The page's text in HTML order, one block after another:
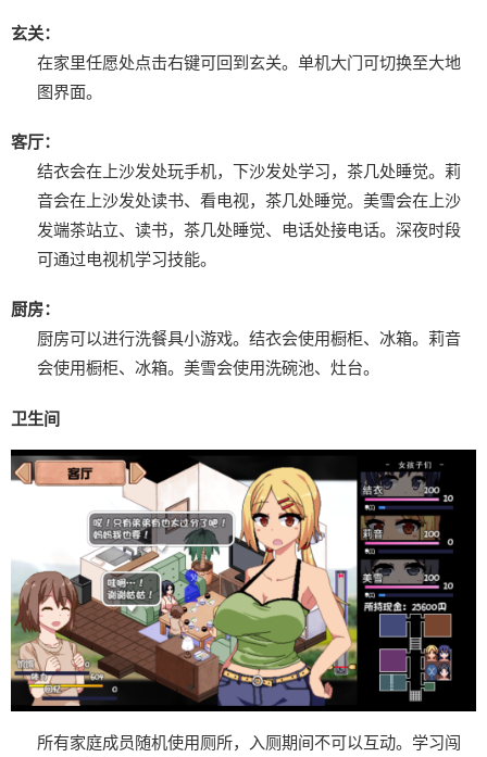
玄关：
在家里任愿处点击右键可回到玄关。 单机大门可切换至大地
图界面。
客厅：
结衣会在上沙发处玩手机，下沙发处学习，茶几处睡觉。 莉
音会在上沙发处读书、看电视，茶几处睡觉。 美雪会在上沙
发端茶站立、读书，茶几处睡觉、电话处接电话。 深夜时段
可通过电视机学习技能。
厨房：
厨房可以进行洗餐具小游戏。 结衣会使用橱柜、冰箱。 莉音
会使用橱柜、冰箱。 美雪会使用洗碗池、灶台。
卫生间
所有家庭成员随机使用厕所，入厕期间不可以互动。 学习闯